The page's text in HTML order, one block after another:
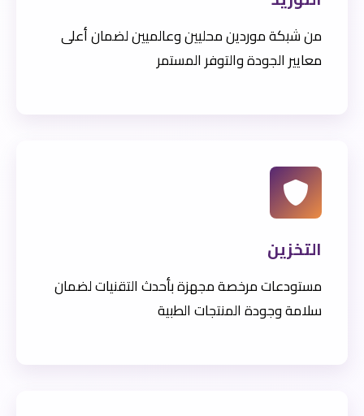
من شبكة موردين محليين وعالميين لضمان أعلى
معايير الجودة والتوفر المستمر
التخزين
مستودعات مرخصة مجهزة بأحدث التقنيات لضمان
سلامة وجودة المنتجات الطبية